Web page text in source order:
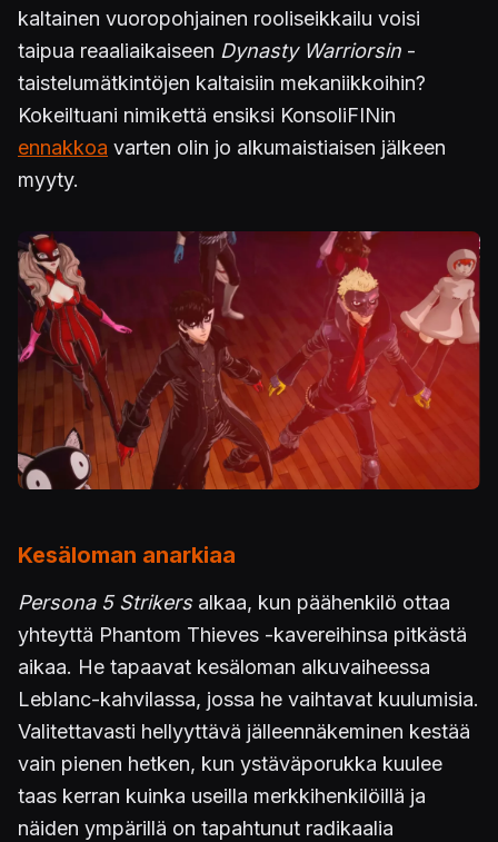
kaltainen vuoropohjainen rooliseikkailu voisi
taipua reaaliaikaiseen Dynasty Warriorsin -
taistelumätkintöjen kaltaisiin mekaniikkoihin?
Kokeiltuani nimikettä ensiksi KonsoliFINin
ennakkoa varten olin jo alkumaistiaisen jälkeen
myyty.
Kuva
Kesäloman anarkiaa
Persona 5 Strikersalkaa, kun päähenkilö ottaa
yhteyttä Phantom Thieves -kavereihinsa pitkästä
aikaa. He tapaavat kesäloman alkuvaiheessa
Leblanc-kahvilassa, jossa he vaihtavat kuulumisia.
Valitettavasti hellyyttävä jälleennäkeminen kestää
vain pienen hetken, kun ystäväporukka kuulee
taas kerran kuinka useilla merkkihenkilöillä ja
näiden ympärillä on tapahtunut radikaalia